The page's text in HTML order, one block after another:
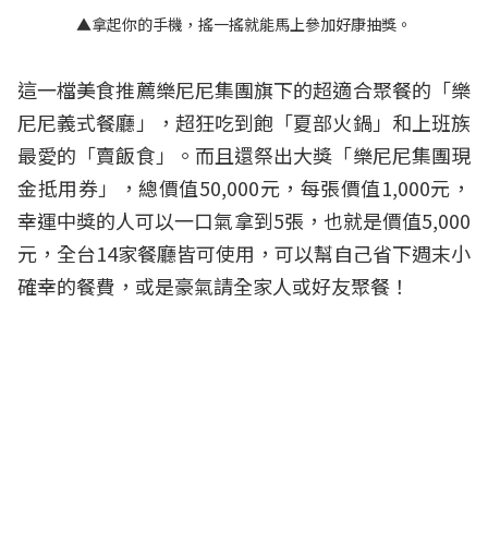
▲拿起你的手機，搖一搖就能馬上參加好康抽獎。
這一檔美食推薦樂尼尼集團旗下的超適合聚餐的「樂
尼尼義式餐廳」，超狂吃到飽「夏部火鍋」和上班族
最愛的「賣飯食」。而且還祭出大獎「樂尼尼集團現
金抵用券」，總價值50,000元，每張價值1,000元，
幸運中獎的人可以一口氣拿到5張，也就是價值5,000
元，全台14家餐廳皆可使用，可以幫自己省下週末小
確幸的餐費，或是豪氣請全家人或好友聚餐！